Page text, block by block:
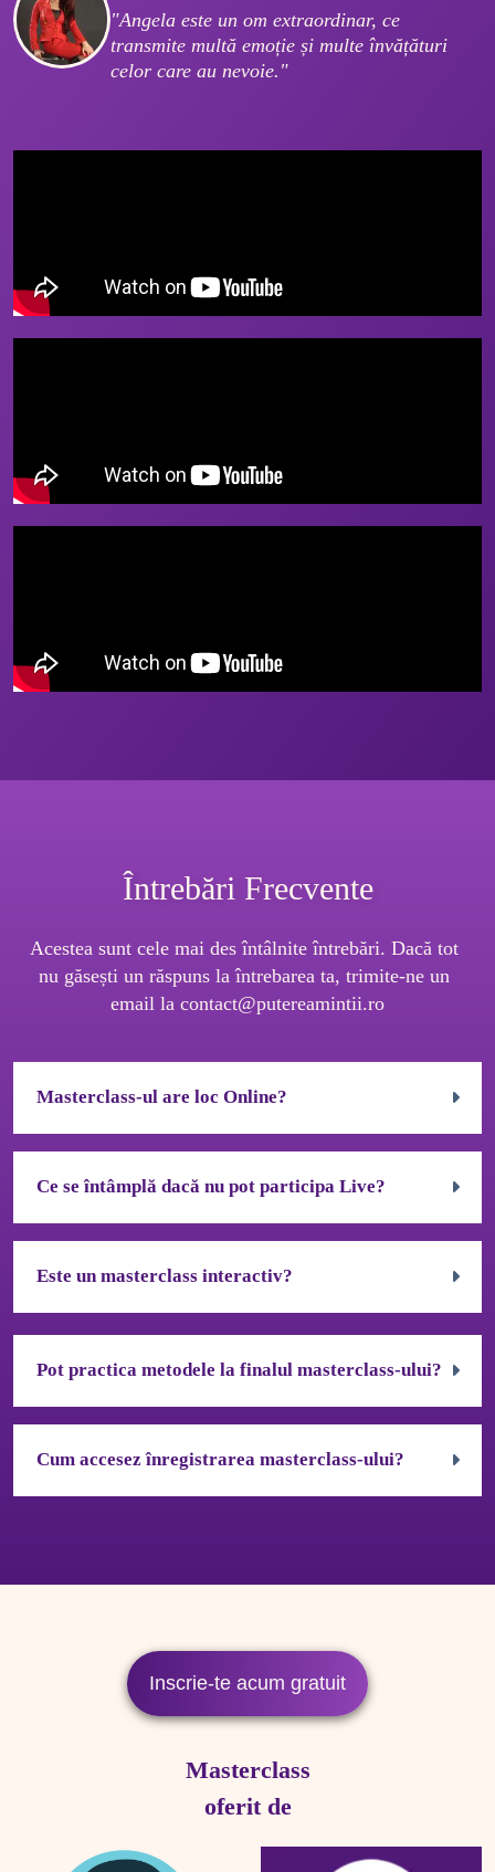
"Angela este un om extraordinar, ce
transmite multă emoție și multe învățături
celor care au nevoie."
Întrebări Frecvente
Acestea sunt cele mai des întâlnite întrebări. Dacă tot
nu găsești un răspuns la întrebarea ta, trimite-ne un
email la contact@putereamintii.ro
Masterclass-ul are loc Online?
Ce se întâmplă dacă nu pot participa Live?
Este un masterclass interactiv?
Pot practica metodele la finalul masterclass-ului?
Cum accesez înregistrarea masterclass-ului?
Inscrie-te acum gratuit
Masterclass
oferit de